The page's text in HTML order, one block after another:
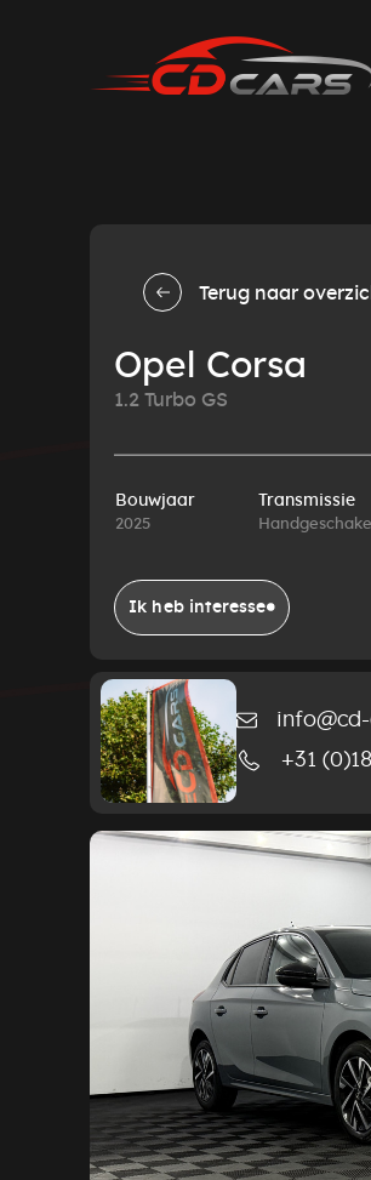
Terug naar
Opel Corsa
1.2 Turbo GS
Bouwjaar
2025
Transmissie
Ik heb interesse
info@cd-
+31